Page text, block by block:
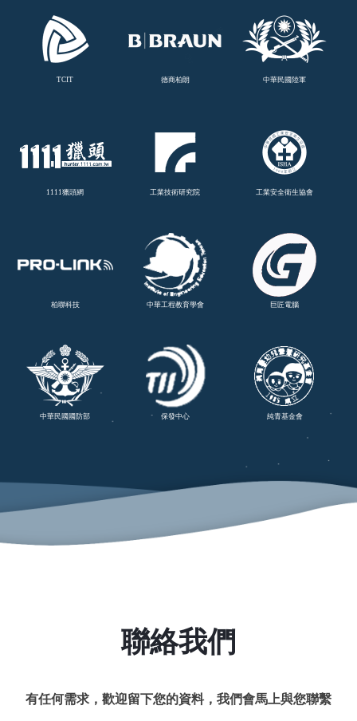
TCIT 德商柏朗 中華民國陸軍
1111獵頭網 工業技術研究院 工業安全衛生協會
柏聯科技 中華工程教育學會 巨匠電腦
中華民國國防部 保發中心 純青基金會
聯絡我們
有任何需求，歡迎留下您的資料，我們會馬上與您聯繫